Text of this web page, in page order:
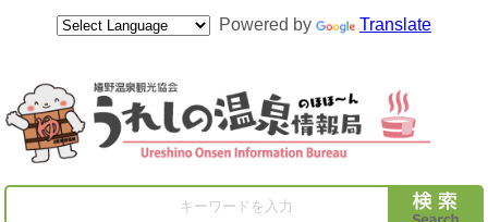
Powered by Translate
キーワードを入力